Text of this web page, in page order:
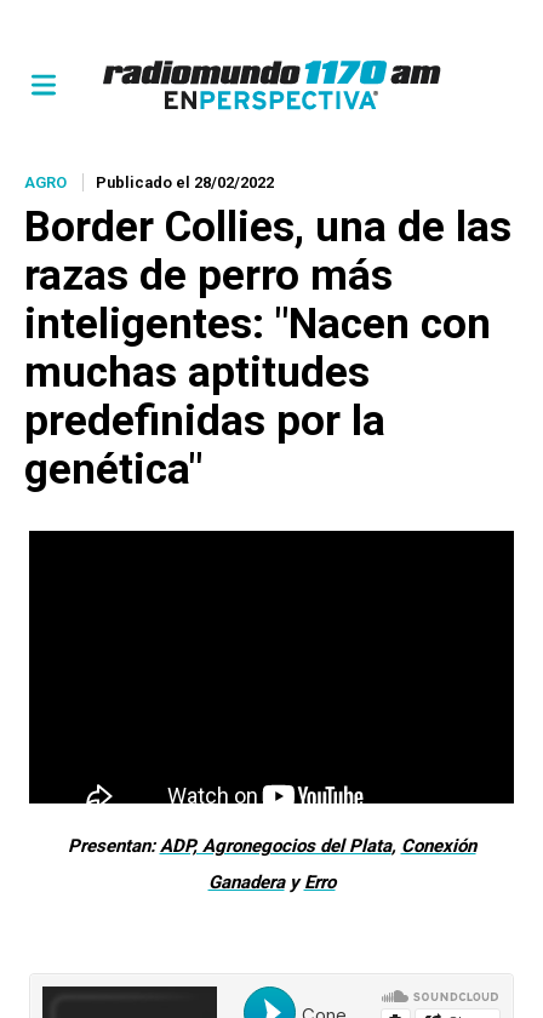
AGRO Publicado el 28/02/2022
Border Collies, una de las
razas de perro más
inteligentes: "Nacen con
muchas aptitudes
predefinidas por la
genética"
Presentan:ADP, Agronegocios del Plata, Conexión
GanaderayErro